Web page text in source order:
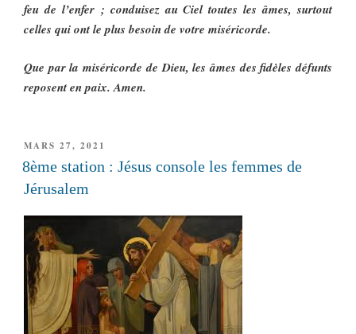
feu de l’enfer ; conduisez au Ciel toutes les âmes, surtout
celles qui ont le plus besoin de votre miséricorde.
Que par la miséricorde de Dieu, les âmes des fidèles défunts
reposent en paix. Amen.
PUBLIÉ
LE
MARS 27, 2021
8ème station : Jésus console les femmes de
Jérusalem